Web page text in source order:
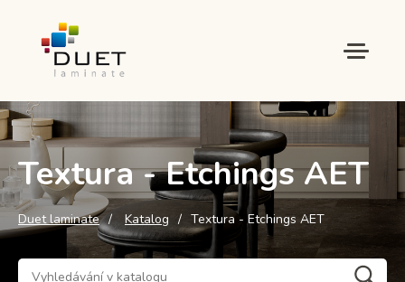
Textura - Etchings AET
Duet laminate Katalog Textura - Etchings AET